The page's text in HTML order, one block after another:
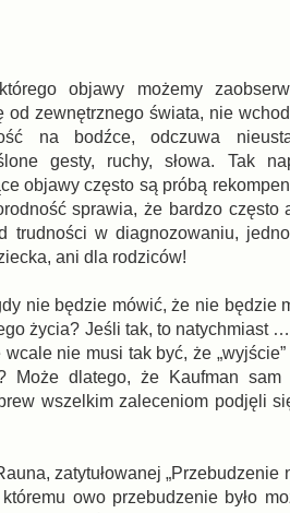
objawy możemy
zewnętrznego świata, nie
na bodźce, odczuwa
gesty, ruchy, słowa. Tak
objawy często są próbą
sprawia, że bardzo często
trudności w diagnozowaniu,
ani dla rodziców!
nie będzie mówić, że nie będzie
życia? Jeśli tak, to natychmiast
nie musi tak być, że
Może dlatego, że Kaufman sam
wszelkim zaleceniom podjęli
zatytułowanej „Przebudzenie
owo przebudzenie było